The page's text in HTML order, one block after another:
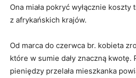
Ona miała pokryć wyłącznie
z afrykańskich krajów.
Od marca do czerwca br. kobieta
które w sumie dały znaczną kwotę.
pieniędzy przelała mieszkanka